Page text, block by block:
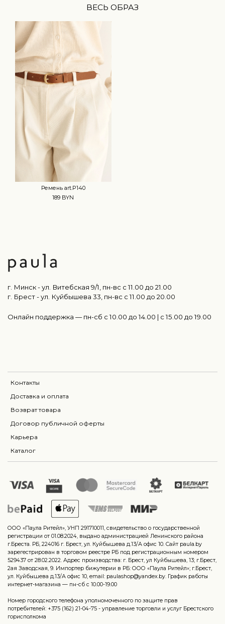
ВЕСЬ ОБРАЗ
Ремень art.P140
189 BYN
Контакты
Доставка и оплата
Возврат товара
Договор публичной оферты
Карьера
Каталог
г. Минск - ул. Витебская 9/1, пн-вс с 11.00 до 21.00
г. Брест - ул. Куйбышева 33, пн-вс c 11.00 до 20.00
Онлайн поддержка — пн-сб с 10.00 до 14.00 | c 15.00 до 19.00
ООО «Паула Ритейл», УНП 291710011, свидетельство о государственной
регистрации от 01.08.2024, выдано администрацией Ленинского района
г.Бреста. РБ, 224016 г. Брест, ул. Куйбышева д.13/А офис 10. Сайт paula.by
зарегестрирован в торговом реестре РБ под регистрационным номером
529437 от 28.02.2022. Адрес производства: г. Брест, ул Куйбышева, 13; г.Брест,
2ая Заводская, 9. Импортер бижутерии в РБ: ООО «Паула Ритейл»; г.Брест,
ул. Куйбышева д.13/А офис 10, email: paulashop@yandex.by. График работы
интернет-магазина — пн-сб с 10.00-19.00
Номер городского телефона уполномоченного по защите прав
потребителей: +375 (162) 21-04-75 - управление торговли и услуг Брестского
горисполкома